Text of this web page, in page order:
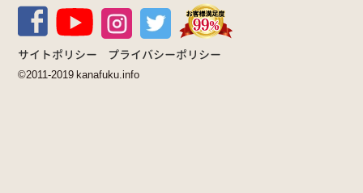
サイトポリシー プライバシーポリシー
©2011-2019 kanafuku.info